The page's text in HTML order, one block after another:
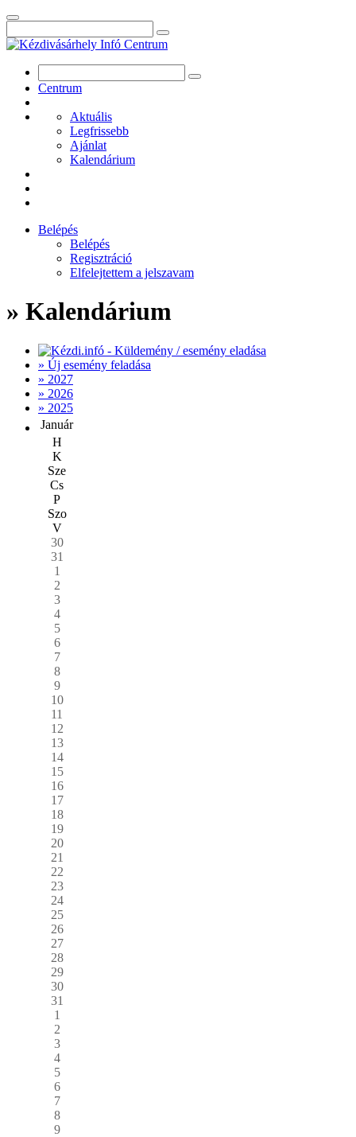
Centrum
Aktuális
Legfrissebb
Ajánlat
Kalendárium
Belépés
Belépés
Regisztráció
Elfelejtettem a jelszavam
» Kalendárium
» Új esemény feladása
» 2027
» 2026
» 2025
Január
H
K
Sze
Cs
P
Szo
V
30
31
1
2
3
4
5
6
7
8
9
10
11
12
13
14
15
16
17
18
19
20
21
22
23
24
25
26
27
28
29
30
31
1
2
3
4
5
6
7
8
9